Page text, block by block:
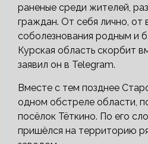
раненые среди жителей,
граждан. От себя лично, от
соболезнования родным и
Курская область скорбит
заявил он в Telegram.
Вместе с тем позднее
одном обстреле области,
посёлок Тёткино. По его
пришёлся на территорию